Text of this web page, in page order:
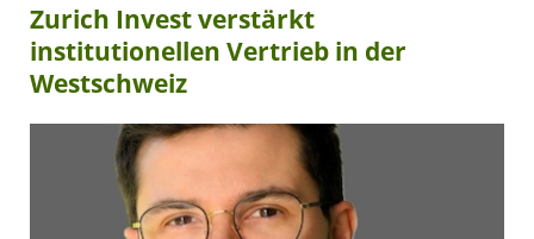
Zurich Invest verstärkt
institutionellen Vertrieb in der
Westschweiz